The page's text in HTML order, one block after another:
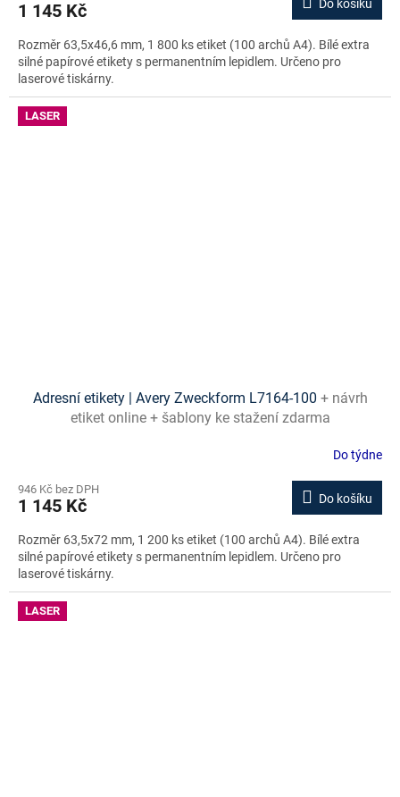
1 145 Kč Do košíku
Rozměr 63,5x46,6 mm, 1 800 ks etiket (100 archů A4). Bílé extra
silné papírové etikety s permanentním lepidlem. Určeno pro
laserové tiskárny.
LASER
Adresní etikety | Avery Zweckform L7164-100 + návrh
etiket online + šablony ke stažení zdarma
Do týdne
946 Kč bez DPH
1 145 Kč Do košíku
Rozměr 63,5x72 mm, 1 200 ks etiket (100 archů A4). Bílé extra
silné papírové etikety s permanentním lepidlem. Určeno pro
laserové tiskárny.
LASER